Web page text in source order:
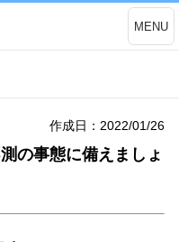
MENU
作成日：2022/01/26
の事態に備えましょ